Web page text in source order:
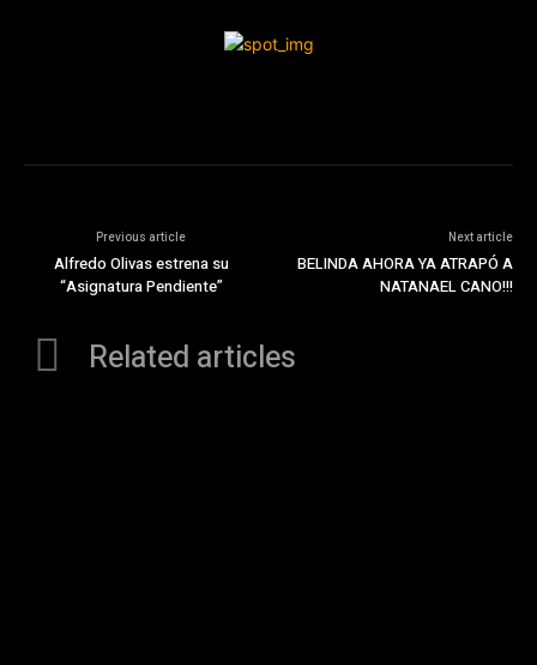
Previous article
Alfredo Olivas estrena su
“Asignatura Pendiente”
Next article
BELINDA AHORA YA ATRAPÓ A
NATANAEL CANO!!!
Related articles